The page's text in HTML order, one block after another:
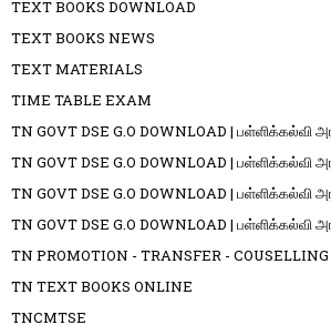
TEXT BOOKS DOWNLOAD
TEXT BOOKS NEWS
TEXT MATERIALS
TIME TABLE EXAM
TN GOVT DSE G.O DOWNLOAD | பள்ளிக்கல்வி
TN GOVT DSE G.O DOWNLOAD | பள்ளிக்கல்வி
TN GOVT DSE G.O DOWNLOAD | பள்ளிக்கல்வி
TN GOVT DSE G.O DOWNLOAD | பள்ளிக்கல்வி
TN PROMOTION - TRANSFER - COUSELLING
TN TEXT BOOKS ONLINE
TNCMTSE